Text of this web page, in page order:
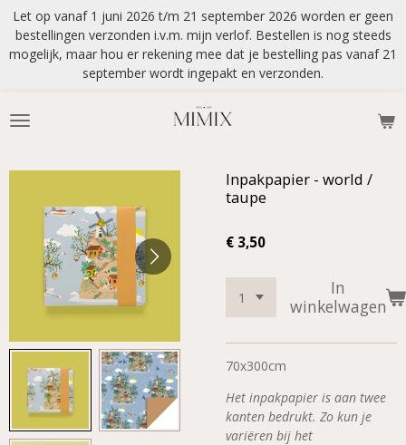
Ga
direct
naar
Let op vanaf 1 juni 2026 t/m 21 september 2026 worden er geen
bestellingen verzonden i.v.m. mijn verlof. Bestellen is nog steeds
mogelijk, maar hou er rekening mee dat je bestelling pas vanaf 21
september wordt ingepakt en verzonden.
Inpakpapier - world /
taupe
€ 3,50
In
winkelwagen
70x300cm
Het inpakpapier is aan twee
kanten bedrukt. Zo kun je
variëren bij het